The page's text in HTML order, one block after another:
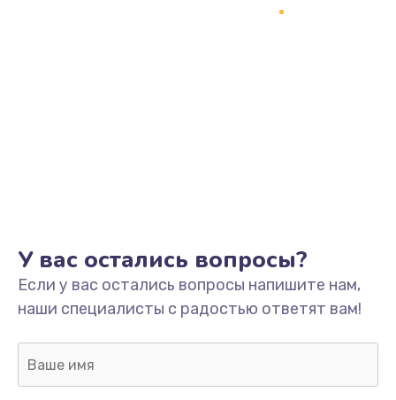
У вас остались вопросы?
Если у вас остались вопросы напишите нам,
наши специалисты с радостью ответят вам!